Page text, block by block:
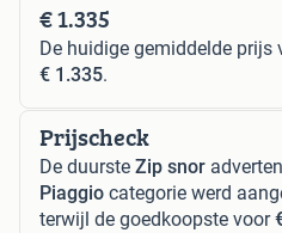
€ 1.335
De huidige gemiddelde prijs
€ 1.335.
Prijscheck
De duurste Zip snor
Piaggio categorie werd
terwijl de goedkoopste voor